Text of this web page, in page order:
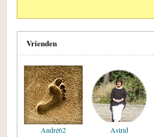
Vrienden
André62 Astrid